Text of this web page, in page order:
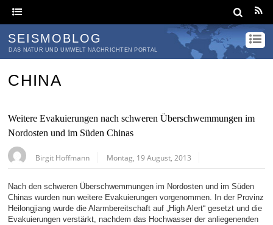
SEISMOBLOG
DAS NATUR UND UMWELT NACHRICHTEN PORTAL
CHINA
Weitere Evakuierungen nach schweren Überschwemmungen im
Nordosten und im Süden Chinas
Birgit Hoffmann Montag, 19 August, 2013
Nach den schweren Überschwemmungen im Nordosten und im Süden
Chinas wurden nun weitere Evakuierungen vorgenommen. In der Provinz
Heilongjiang wurde die Alarmbereitschaft auf „High Alert“ gesetzt und die
Evakuierungen verstärkt, nachdem das Hochwasser der anliegenenden